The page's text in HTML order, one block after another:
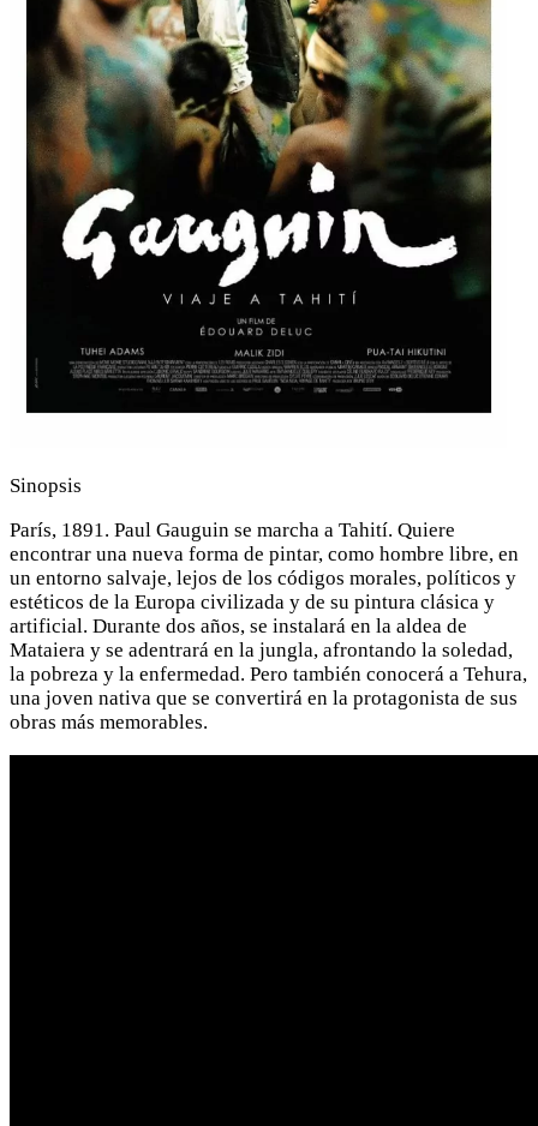
Sinopsis
París, 1891. Paul Gauguin se marcha a Tahití. Quiere
encontrar una nueva forma de pintar, como hombre libre, en
un entorno salvaje, lejos de los códigos morales, políticos y
estéticos de la Europa civilizada y de su pintura clásica y
artificial. Durante dos años, se instalará en la aldea de
Mataiera y se adentrará en la jungla, afrontando la soledad,
la pobreza y la enfermedad. Pero también conocerá a Tehura,
una joven nativa que se convertirá en la protagonista de sus
obras más memorables.